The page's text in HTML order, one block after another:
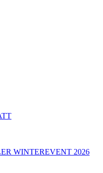
WINTEREVENT 2026